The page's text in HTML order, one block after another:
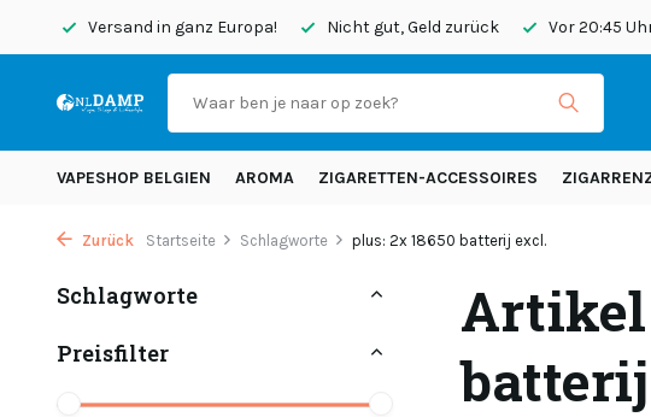
Versand in ganz Europa! Nicht gut, Geld zurück Vor 20:45
VAPESHOP BELGIEN AROMA ZIGARETTEN-ACCESSOIRES
Zurück Startseite Schlagworte plus: 2x 18650 batterij excl.
Schlagworte
Preisfilter
Artikel